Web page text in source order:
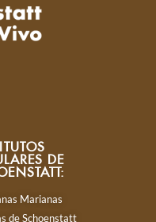
DE
Marianas
de Schoenstatt